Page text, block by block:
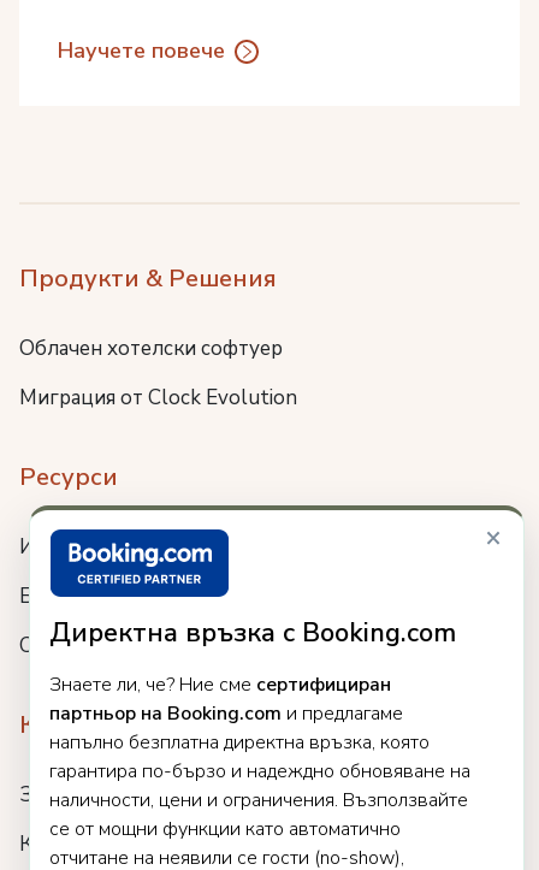
×
Директна връзка с Booking.com
Знаете ли, че? Ние сме сертифициран
партньор на Booking.com и предлагаме
напълно безплатна директна връзка, която
гарантира по-бързо и надеждно обновяване на
наличности, цени и ограничения. Възползвайте
се от мощни функции като автоматично
отчитане на неявили се гости (no-show),
Научете повече
Продукти & Решения
Облачен хотелски софтуер
Миграция от Clock Evolution
Ресурси
Интеграции
Блог
Събития
Компания
За нас
Кариери